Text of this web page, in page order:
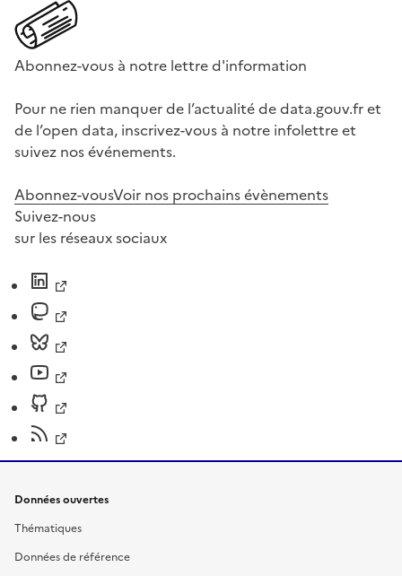
Abonnez-vous à notre lettre d'information
Pour ne rien manquer de l’actualité de data.gouv.fr et
de l’open data, inscrivez-vous à notre infolettre et
suivez nos événements.
Abonnez-vousVoir nos prochains évènements
Suivez-nous
sur les réseaux sociaux
Données ouvertes
Thématiques
Données de référence